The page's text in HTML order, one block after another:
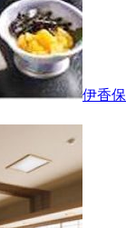
伊香保